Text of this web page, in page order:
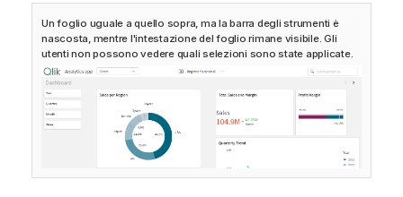
Un foglio uguale a quello sopra, ma la barra degli strumenti è
nascosta, mentre l'intestazione del foglio rimane visibile. Gli
utenti non possono vedere quali selezioni sono state applicate.